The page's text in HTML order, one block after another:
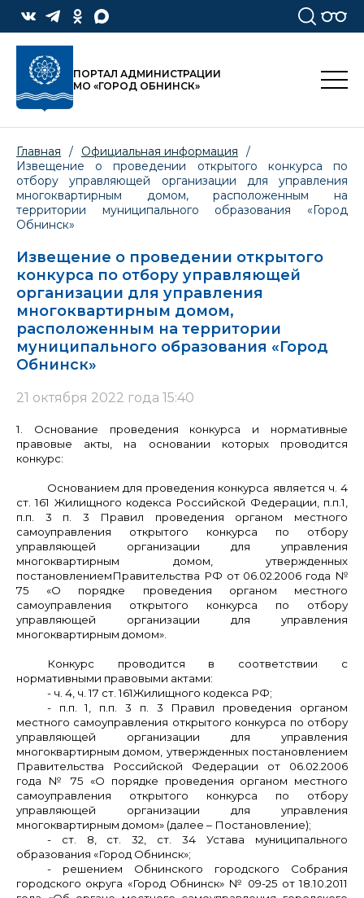
ПОРТАЛ АДМИНИСТРАЦИИ
МО «ГОРОД ОБНИНСК»
Главная / Официальная информация
/
Извещение о проведении открытого конкурса по
отбору управляющей организации для управления
многоквартирным домом, расположенным на
территории муниципального образования «Город
Обнинск»
Извещение о проведении открытого
конкурса по отбору управляющей
организации для управления
многоквартирным домом,
расположенным на территории
муниципального образования «Город
Обнинск»
21 октября 2022 года 15:40
1. Основание проведения конкурса и нормативные
правовые акты, на основании которых проводится
конкурс:
Основанием для проведения конкурса является ч. 4
ст. 161 Жилищного кодекса Российской Федерации, п.п.1,
п.п. 3 п. 3 Правил проведения органом местного
самоуправления открытого конкурса по отбору
управляющей организации для управления
многоквартирным домом, утвержденных
постановлениемПравительства РФ от 06.02.2006 года №
75 «О порядке проведения органом местного
самоуправления открытого конкурса по отбору
управляющей организации для управления
многоквартирным домом».
Конкурс проводится в соответствии с
нормативными правовыми актами:
- ч. 4, ч. 17 ст. 161Жилищного кодекса РФ;
- п.п. 1, п.п. 3 п. 3 Правил проведения органом
местного самоуправления открытого конкурса по отбору
управляющей организации для управления
многоквартирным домом, утвержденных постановлением
Правительства Российской Федерации от 06.02.2006
года № 75 «О порядке проведения органом местного
самоуправления открытого конкурса по отбору
управляющей организации для управления
многоквартирным домом» (далее – Постановление);
- ст. 8, ст. 32, ст. 34 Устава муниципального
образования «Город Обнинск»;
- решением Обнинского городского Собрания
городского округа «Город Обнинск» № 09-25 от 18.10.2011